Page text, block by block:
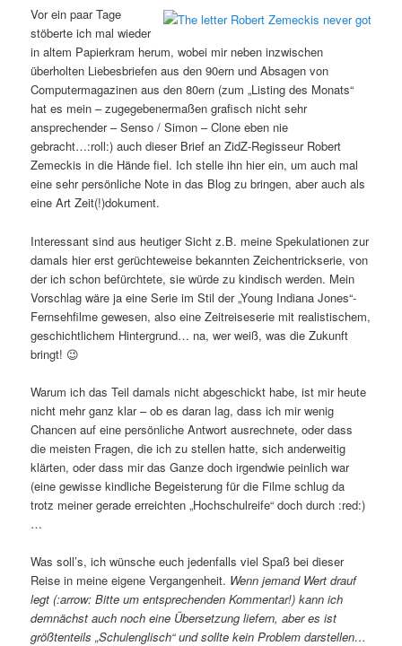
Vor ein paar Tage
stöberte ich mal wieder
in altem Papierkram herum, wobei mir neben inzwischen
überholten Liebesbriefen aus den 90ern und Absagen von
Computermagazinen aus den 80ern (zum „Listing des Monats“
hat es mein – zugegebenermaßen grafisch nicht sehr
ansprechender – Senso / Simon – Clone eben nie
gebracht…:roll:) auch dieser Brief an ZidZ-Regisseur Robert
Zemeckis in die Hände fiel. Ich stelle ihn hier ein, um auch mal
eine sehr persönliche Note in das Blog zu bringen, aber auch als
eine Art Zeit(!)dokument.
Interessant sind aus heutiger Sicht z.B. meine Spekulationen zur
damals hier erst gerüchteweise bekannten Zeichentrickserie, von
der ich schon befürchtete, sie würde zu kindisch werden. Mein
Vorschlag wäre ja eine Serie im Stil der „Young Indiana Jones“-
Fernsehfilme gewesen, also eine Zeitreiseserie mit realistischem,
geschichtlichem Hintergrund… na, wer weiß, was die Zukunft
bringt! 😉
Warum ich das Teil damals nicht abgeschickt habe, ist mir heute
nicht mehr ganz klar – ob es daran lag, dass ich mir wenig
Chancen auf eine persönliche Antwort ausrechnete, oder dass
die meisten Fragen, die ich zu stellen hatte, sich anderweitig
klärten, oder dass mir das Ganze doch irgendwie peinlich war
(eine gewisse kindliche Begeisterung für die Filme schlug da
trotz meiner gerade erreichten „Hochschulreife“ doch durch :red:)
…
Was soll’s, ich wünsche euch jedenfalls viel Spaß bei dieser
Reise in meine eigene Vergangenheit. Wenn jemand Wert drauf
legt (:arrow: Bitte um entsprechenden Kommentar!) kann ich
demnächst auch noch eine Übersetzung liefern, aber es ist
größtenteils „Schulenglisch“ und sollte kein Problem darstellen…